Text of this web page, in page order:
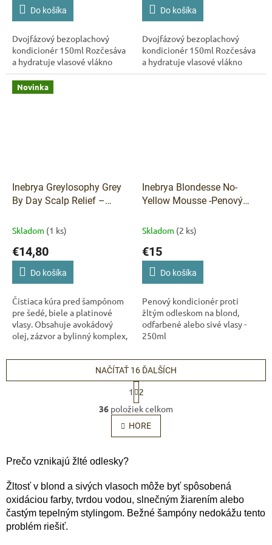
Do košíka
Dvojfázový bezoplachový
kondicionér 150ml Rozčesáva
a hydratuje vlasové vlákno
Do košíka
Dvojfázový bezoplachový
kondicionér 150ml Rozčesáva
a hydratuje vlasové vlákno
Novinka
Inebrya Greylosophy Grey
By Day Scalp Relief –
šampónom 150 ml
Skladom (1 ks)
€14,80
Do košíka
Čistiaca kúra pred šampónom
pre šedé, biele a platinové
vlasy. Obsahuje avokádový
olej, zázvor a bylinný komplex,
osviežuje pokožku hlavy.
Inebrya Blondesse No-
Yellow Mousse -Penový
odleskom 250 ml
Skladom (2 ks)
€15
Do košíka
Penový kondicionér proti
žltým odleskom na blond,
odfarbené alebo sivé vlasy -
250ml
O
v
l
á
i
e
p
r
NAČÍTAŤ 16 ĎALŠÍCH
S
t
r
á
n
k
i
e
1
2
36 položiek celkom
HORE
Prečo vznikajú žlté odlesky?
Žltosť v blond a sivých vlasoch môže byť spôsobená
oxidáciou farby, tvrdou vodou, slnečným žiarením alebo
častým tepelným stylingom. Bežné šampóny nedokážu tento
problém riešiť.